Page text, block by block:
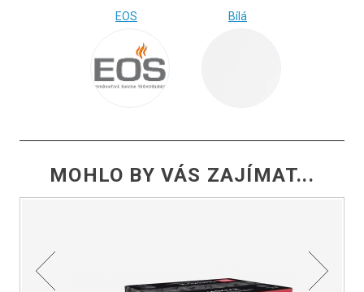
EOS Bílá
MOHLO BY VÁS ZAJÍMAT...